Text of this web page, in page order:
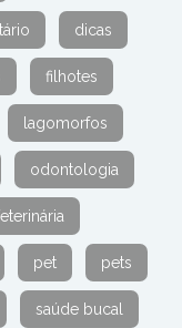
dicas
filhotes
lagomorfos
odontologia
pet pets
saúde bucal